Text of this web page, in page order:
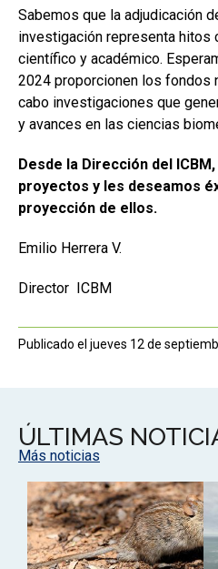
Sabemos que la adjudicación
investigación representa hitos
científico y académico.
2024 proporcionen los fondos
cabo investigaciones que
y avances en las ciencias
Desde la Dirección del
proyectos y les deseamos
proyección de ellos.
Emilio Herrera V.
Director ICBM
Publicado el jueves 12 de
ÚLTIMAS
Más noticias